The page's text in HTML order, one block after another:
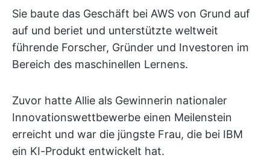
Sie baute das Geschäft bei AWS von Grund auf
auf und beriet und unterstützte weltweit
führende Forscher, Gründer und Investoren im
Bereich des maschinellen Lernens.
Zuvor hatte Allie als Gewinnerin nationaler
Innovationswettbewerbe einen Meilenstein
erreicht und war die jüngste Frau, die bei IBM
ein KI-Produkt entwickelt hat.